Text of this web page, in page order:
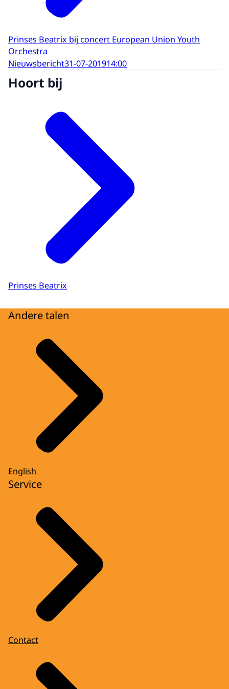
Prinses Beatrix bij concert European Union Youth
Orchestra
Nieuwsbericht31-07-201914:00
Hoort bij
Prinses Beatrix
Andere talen
English
Service
Contact